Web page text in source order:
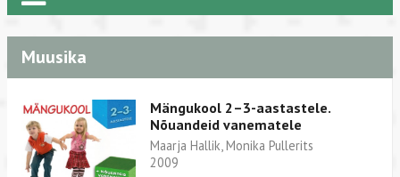
Muusika
Mängukool 2–3-aastastele.
Nõuandeid vanematele
Maarja Hallik, Monika Pullerits
2009